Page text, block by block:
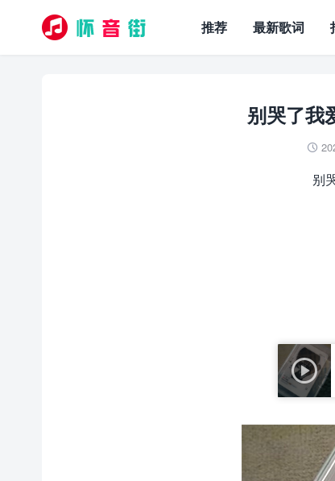
推荐 最新歌词
别哭了我

别